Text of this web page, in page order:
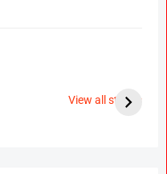
View all stories